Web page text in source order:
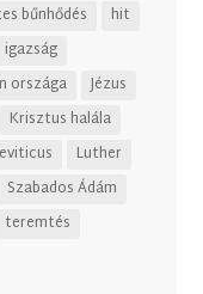
bűnhődés
hit
igazság
országa
Jézus
Krisztus halála
Luther
Szabados Ádám
teremtés